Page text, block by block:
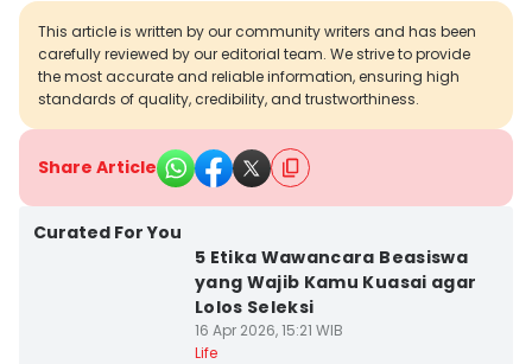
This article is written by our community writers and has been
carefully reviewed by our editorial team. We strive to provide
the most accurate and reliable information, ensuring high
standards of quality, credibility, and trustworthiness.
Share Article
Curated For You
5 Etika Wawancara Beasiswa
yang Wajib Kamu Kuasai agar
Lolos Seleksi
16 Apr 2026, 15:21 WIB
Life